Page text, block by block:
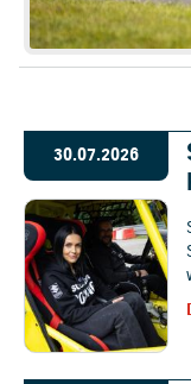
30.07.2026